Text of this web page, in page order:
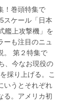
！巻頭特集で
スケール「日本
艦上攻撃機」を
ーも注目のニュ
。 第２特集で
、今なお現役の
採り上げる。こ
いうとそれぞれ
る。アメリカ初